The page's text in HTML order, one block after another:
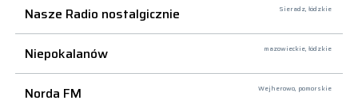
Nasze Radio nostalgicznie Sieradz, łódzkie
Niepokalanów mazowieckie, łódzkie
Norda FM Wejherowo, pomorskie